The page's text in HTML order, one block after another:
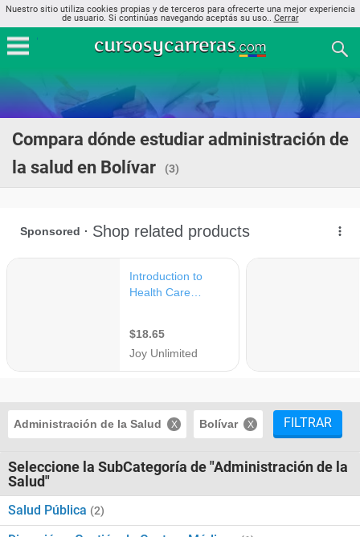
Nuestro sitio utiliza cookies propias y de terceros para ofrecerte una mejor experiencia
de usuario. Si continúas navegando aceptás su uso.. Cerrar
Compara dónde estudiar administración de
la salud en Bolívar
(3)
Administración de la Salud Bolívar FILTRAR
Seleccione la SubCategoría de "Administración de la
Salud"
Salud Pública (2)